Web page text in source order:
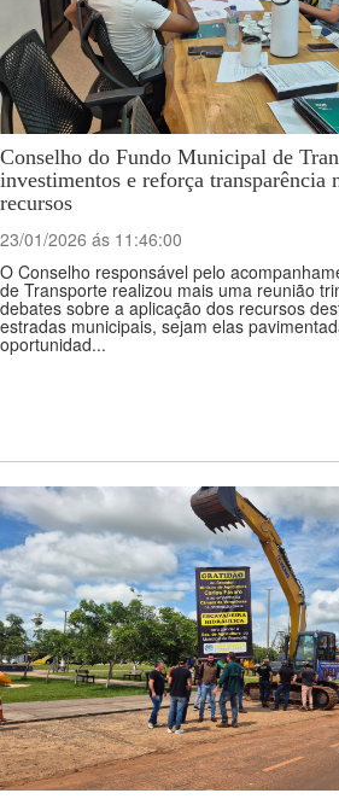
Conselho do Fundo Municipal de
investimentos e reforça transparência
recursos
23/01/2026 ás 11:46:00
O Conselho responsável pelo
de Transporte realizou mais uma reunião
debates sobre a aplicação dos recursos
estradas municipais, sejam elas
oportunidad...